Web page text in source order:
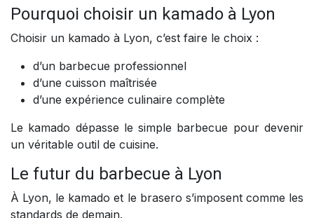
Pourquoi choisir un kamado à Lyon
Choisir un kamado à Lyon, c’est faire le choix :
d’un barbecue professionnel
d’une cuisson maîtrisée
d’une expérience culinaire complète
Le kamado dépasse le simple barbecue pour devenir
un véritable outil de cuisine.
Le futur du barbecue à Lyon
À Lyon, le kamado et le brasero s’imposent comme les
standards de demain.